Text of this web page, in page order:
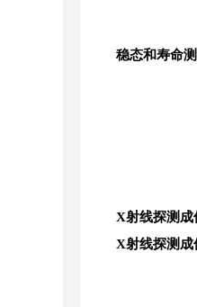
稳态和寿命
X射线探测成
X射线探测成